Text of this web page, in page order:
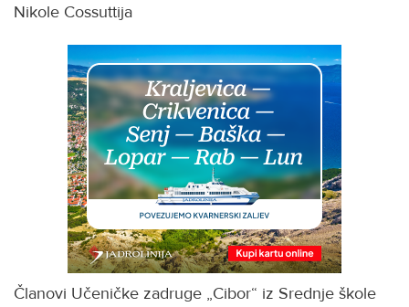
Nikole Cossuttija
Članovi Učeničke zadruge „Cibor“ iz Srednje škole